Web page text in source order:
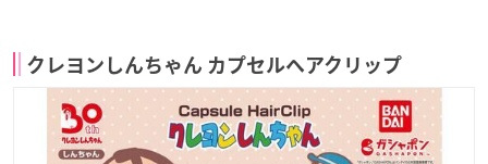
クレヨンしんちゃん カプセルヘアクリップ